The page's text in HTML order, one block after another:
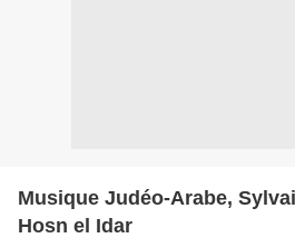
Musique Judéo-Arabe,
Hosn el Idar